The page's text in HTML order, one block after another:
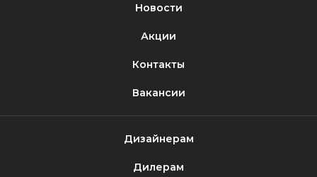
Новости
Акции
Контакты
Вакансии
Дизайнерам
Дилерам